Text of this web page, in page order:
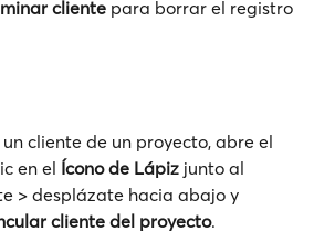
cliente para borrar el registro
cliente de un proyecto, abre el
en el Ícono de Lápiz junto al
> desplázate hacia abajo y
cliente del proyecto.